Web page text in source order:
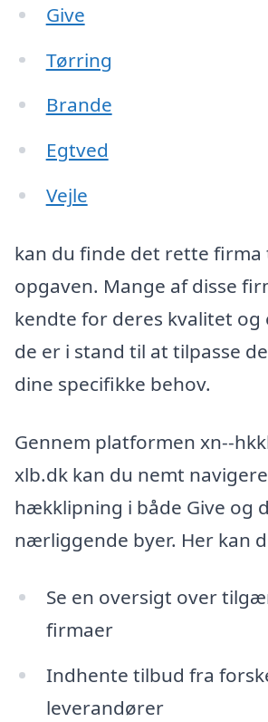
Give
Tørring
Brande
Egtved
Vejle
kan du finde det rette
opgaven. Mange af disse
kendte for deres kvalitet og
de er i stand til at tilpasse
dine specifikke behov.
Gennem platformen xn--
xlb.dk kan du nemt
hækklipning i både Give og
nærliggende byer. Her kan
Se en oversigt over
firmaer
Indhente tilbud fra
leverandører